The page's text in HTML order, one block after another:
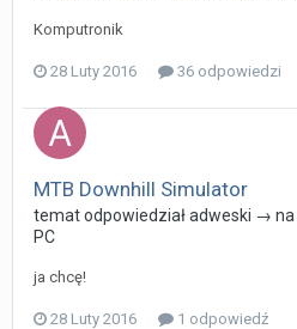
Komputronik
28 Luty 2016 36 odpowiedzi
MTB Downhill Simulator
temat odpowiedziaładweski → na
PC
ja chcę!
28 Luty 2016 1 odpowiedź